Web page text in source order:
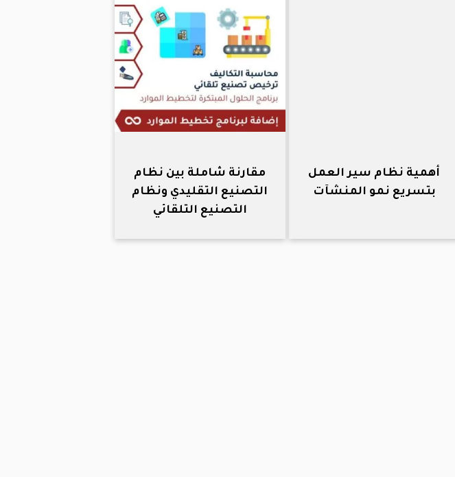
أهمية نظام سير العمل
بتسريع نمو المنشآت
مقارنة شاملة بين نظام
التصنيع التقليدي ونظام
التصنيع التلقائي